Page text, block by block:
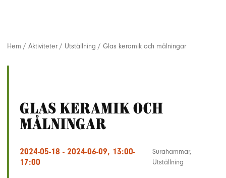
Hem / Aktiviteter / Utställning / Glas keramik och målningar
Glas keramik och
målningar
2024-05-18 - 2024-06-09, 13:00-
17:00
Surahammar,
Utställning